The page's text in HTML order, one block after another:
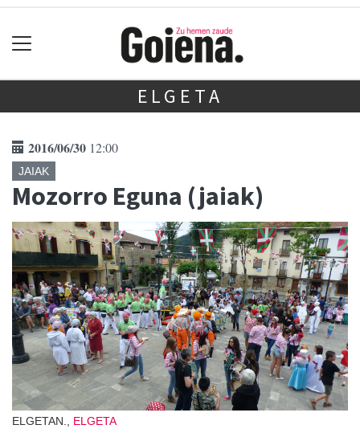
ELGETA
2016/06/30 12:00
JAIAK
Mozorro Eguna (jaiak)
ELGETAN., ELGETA